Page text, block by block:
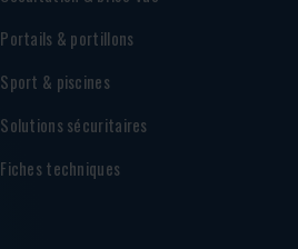
Portails & portillons
Sport & piscines
Solutions sécuritaires
Fiches techniques